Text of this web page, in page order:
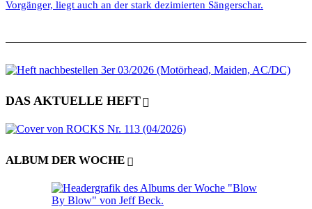
Vorgänger, liegt auch an der stark dezimierten Sängerschar.
DAS AKTUELLE HEFT
ALBUM DER WOCHE